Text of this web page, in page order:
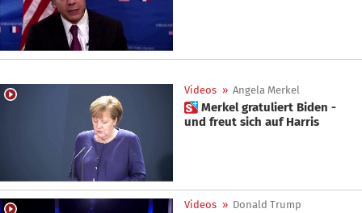
Videos » Angela Merkel
 Merkel gratuliert Biden -
und freut sich auf Harris
Videos » Donald Trump